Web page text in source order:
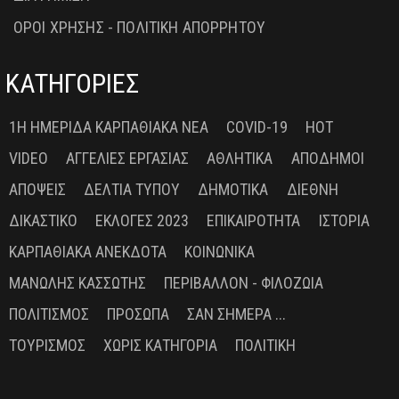
ΟΡΟΙ ΧΡΗΣΗΣ - ΠΟΛΙΤΙΚΗ ΑΠΟΡΡΗΤΟΥ
ΚΑΤΗΓΟΡΙΕΣ
1Η ΗΜΕΡΊΔΑ ΚΑΡΠΑΘΙΑΚΆ ΝΈΑ COVID-19
HOT
VIDEO
ΑΓΓΕΛΊΕΣ ΕΡΓΑΣΊΑΣ ΑΘΛΗΤΙΚΆ
ΑΠΌΔΗΜΟΙ
ΑΠΌΨΕΙΣ
ΔΕΛΤΊΑ ΤΎΠΟΥ ΔΗΜΟΤΙΚΆ
ΔΙΕΘΝΉ
ΔΙΚΑΣΤΙΚΌ
ΕΚΛΟΓΈΣ 2023 ΕΠΙΚΑΙΡΌΤΗΤΑ
ΙΣΤΟΡΊΑ
ΚΑΡΠΑΘΙΑΚΆ ΑΝΈΚΔΟΤΑ
ΚΟΙΝΩΝΙΚΆ
ΜΑΝΏΛΗΣ ΚΑΣΣΏΤΗΣ
ΠΕΡΙΒΆΛΛΟΝ - ΦΙΛΟΖΩΊΑ
ΠΟΛΙΤΙΣΜΌΣ
ΠΡΌΣΩΠΑ
ΣΑΝ ΣΉΜΕΡΑ ...
ΤΟΥΡΙΣΜΌΣ
ΧΩΡΊΣ ΚΑΤΗΓΟΡΊΑ ΠΟΛΙΤΙΚΉ